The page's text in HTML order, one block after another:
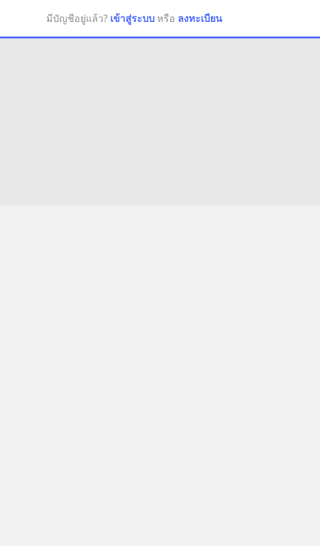
มีบัญชีอยู่แล้ว? เข้าสู่ระบบ หรือ ลงทะเบียน